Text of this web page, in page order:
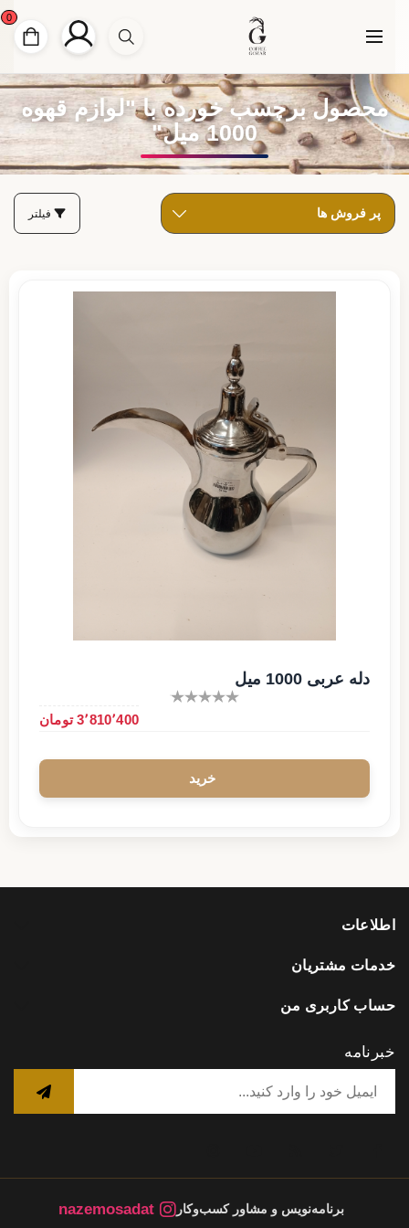
0
محصول برچسب خورده با "لوازم قهوه
1000 میل"
فیلتر
دله عربی 1000 میل
3٬810٬400 تومان
اطلاعات
خدمات مشتریان
حساب کاربری من
خبرنامه
برنامه‌نویس و مشاور کسب‌وکار nazemosadat